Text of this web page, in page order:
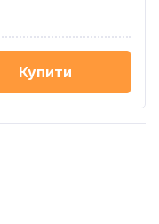
Купити